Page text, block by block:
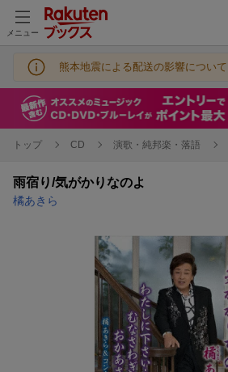
メニュー
熊本地震による配送の影響について
トップ CD 演歌・純邦楽・落語
雨宿り/気がかりなのよ
橘あきら